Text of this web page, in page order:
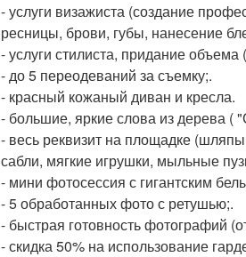
- услуги визажиста (создание
ресницы, брови, губы, нанесение
- услуги стилиста, придание
- до 5 переодеваний за съемку;.
- красный кожаный диван и кресла.
- большие, яркие слова из дерева (
- весь реквизит на площадке
сабли, мягкие игрушки, мыльные
- мини фотосессия с гигантским
- 5 обработанных фото с ретушью;.
- быстрая готовность фотографий
- скидка 50% на использование